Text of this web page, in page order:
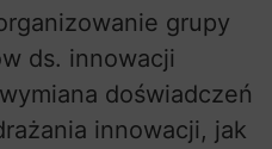
grupy
ds. innowacji
doświadczeń
innowacji, jak